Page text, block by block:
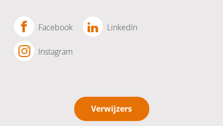
Facebook LinkedIn
Instagram
Verwijzers